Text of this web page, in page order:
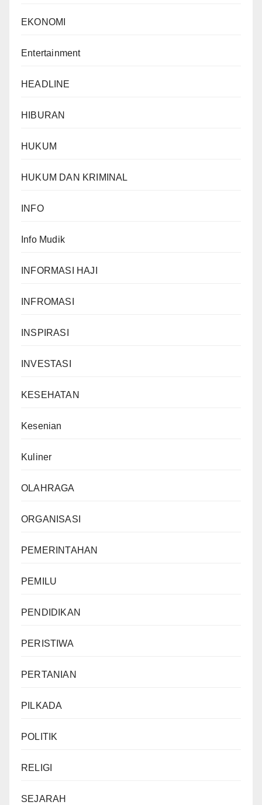
EKONOMI
Entertainment
HEADLINE
HIBURAN
HUKUM
HUKUM DAN KRIMINAL
INFO
Info Mudik
INFORMASI HAJI
INFROMASI
INSPIRASI
INVESTASI
KESEHATAN
Kesenian
Kuliner
OLAHRAGA
ORGANISASI
PEMERINTAHAN
PEMILU
PENDIDIKAN
PERISTIWA
PERTANIAN
PILKADA
POLITIK
RELIGI
SEJARAH